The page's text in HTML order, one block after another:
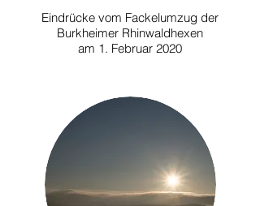
Eindrücke vom Fackelumzug der
Burkheimer Rhinwaldhexen
am 1. Februar 2020